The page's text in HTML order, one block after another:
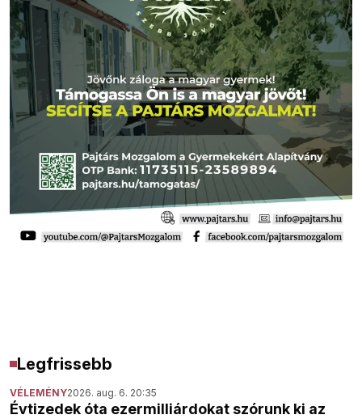
Legfrissebb
VÉLEMÉNY2026. aug. 6. 20:35
Évtizedek óta ezermilliárdokat szórunk ki az